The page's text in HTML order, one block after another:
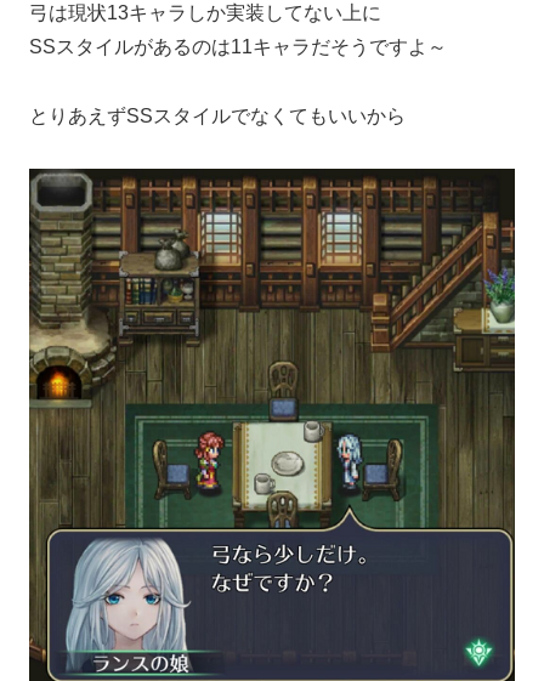
弓は現状13キャラしか実装してない上に
SSスタイルがあるのは11キャラだそうですよ～
とりあえずSSスタイルでなくてもいいから